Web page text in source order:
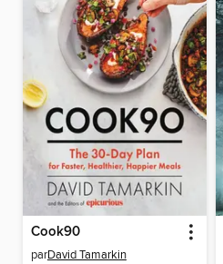
Cook90
parDavid Tamarkin